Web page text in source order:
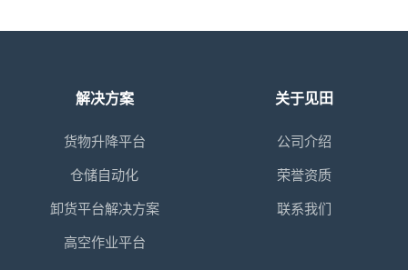
解决方案
货物升降平台
仓储自动化
卸货平台解决方案
高空作业平台
关于见田
公司介绍
荣誉资质
联系我们